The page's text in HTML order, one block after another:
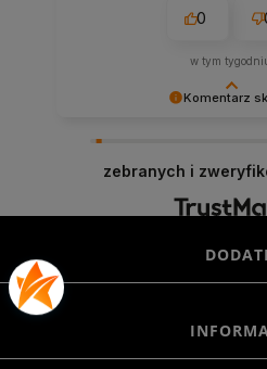
Komentarz
w naszym sklepie pozostaną z
serdecznymi pozdrowieniami,
0 0
w tym tygodniu
zebranych i